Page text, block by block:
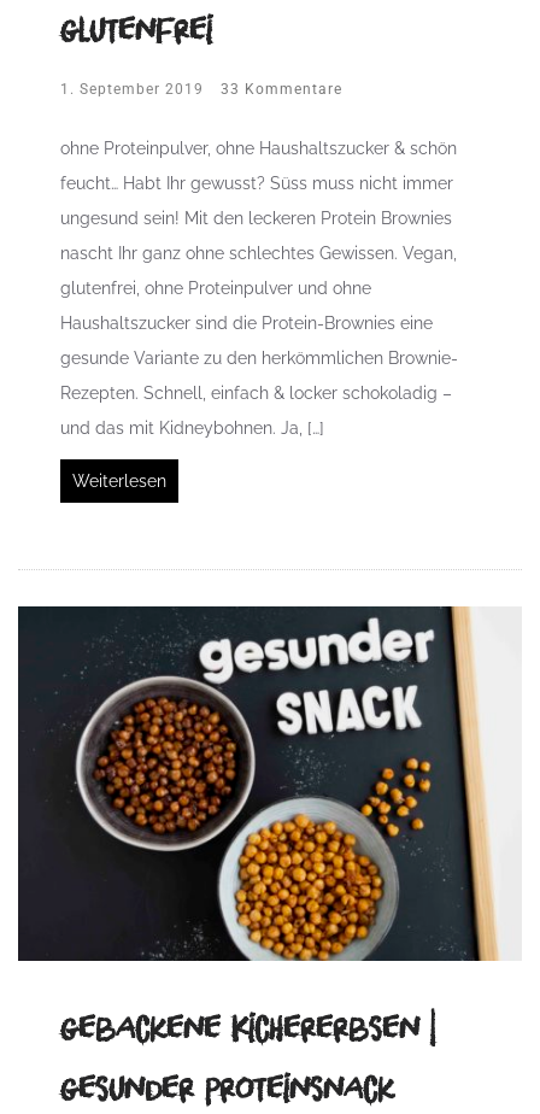
glutenfrei
1. September 2019 33 Kommentare
ohne Proteinpulver, ohne Haushaltszucker & schön
feucht… Habt Ihr gewusst? Süss muss nicht immer
ungesund sein! Mit den leckeren Protein Brownies
nascht Ihr ganz ohne schlechtes Gewissen. Vegan,
glutenfrei, ohne Proteinpulver und ohne
Haushaltszucker sind die Protein-Brownies eine
gesunde Variante zu den herkömmlichen Brownie-
Rezepten. Schnell, einfach & locker schokoladig –
und das mit Kidneybohnen. Ja, […]
Weiterlesen
gebackene Kichererbsen |
gesunder Proteinsnack